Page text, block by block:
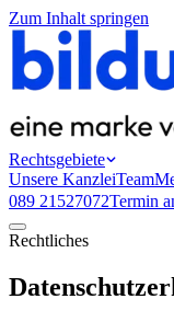
Zum Inhalt springen
Rechtsgebiete
Unsere KanzleiTeam
089 21527072Termin
Rechtliches